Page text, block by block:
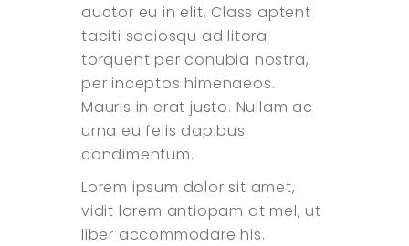
auctor eu in elit. Class aptent
taciti sociosqu ad litora
torquent per conubia nostra,
per inceptos himenaeos.
Mauris in erat justo. Nullam ac
urna eu felis dapibus
condimentum.
Lorem ipsum dolor sit amet,
vidit lorem antiopam at mel, ut
liber accommodare his.